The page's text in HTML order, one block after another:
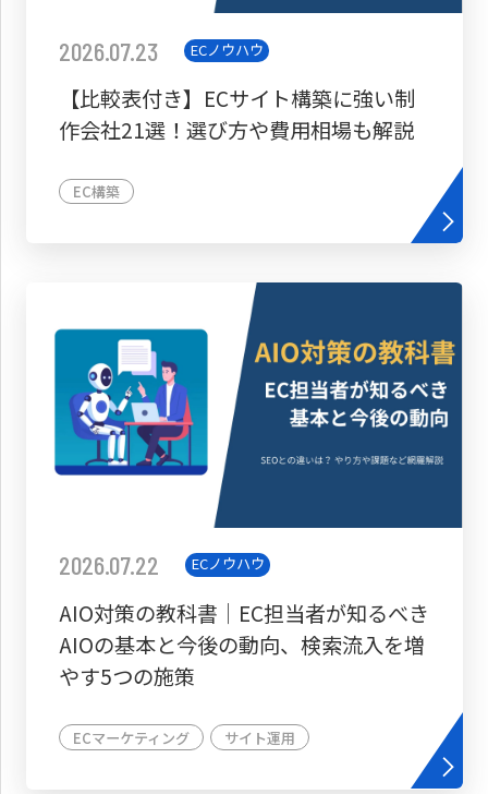
2026.07.23 ECノウハウ
【比較表付き】ECサイト構築に強い制
作会社21選！選び方や費用相場も解説
EC構築
2026.07.22 ECノウハウ
AIO対策の教科書│EC担当者が知るべき
AIOの基本と今後の動向、検索流入を増
やす5つの施策
ECマーケティング サイト運用